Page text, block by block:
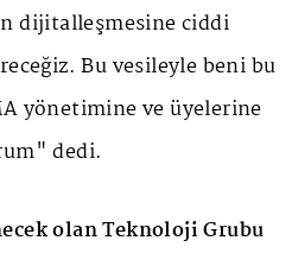
dijitalleşmesine ciddi
Bu vesileyle beni bu
yönetimine ve üyelerine
dedi.
olan Teknoloji Grubu